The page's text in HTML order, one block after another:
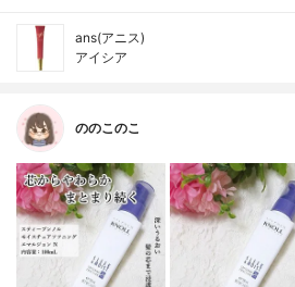
ans(アニス)
アイシア
ののこのこ